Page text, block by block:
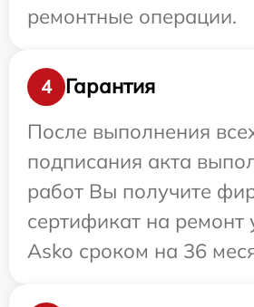
ремонтные операции.
4
Гарантия
После выполнения
подписания акта
работ Вы получите
сертификат на ремонт
Asko сроком на 36